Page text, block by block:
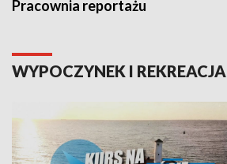
Pracownia reportażu
WYPOCZYNEK I REKREACJA